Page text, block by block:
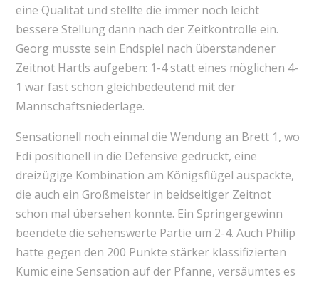
eine Qualität und stellte die immer noch leicht
bessere Stellung dann nach der Zeitkontrolle ein.
Georg musste sein Endspiel nach überstandener
Zeitnot Hartls aufgeben: 1-4 statt eines möglichen 4-
1 war fast schon gleichbedeutend mit der
Mannschaftsniederlage.
Sensationell noch einmal die Wendung an Brett 1, wo
Edi positionell in die Defensive gedrückt, eine
dreizügige Kombination am Königsflügel auspackte,
die auch ein Großmeister in beidseitiger Zeitnot
schon mal übersehen konnte. Ein Springergewinn
beendete die sehenswerte Partie um 2-4. Auch Philip
hatte gegen den 200 Punkte stärker klassifizierten
Kumic eine Sensation auf der Pfanne, versäumtes es